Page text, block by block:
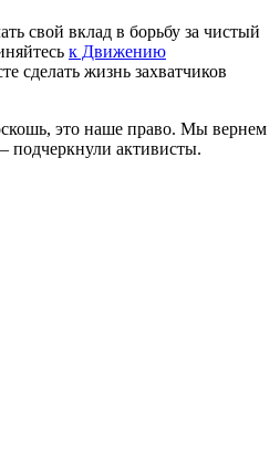
свой вклад в борьбу за чистый
к Движению
сделать жизнь захватчиков
это наше право. Мы вернем
подчеркнули активисты.